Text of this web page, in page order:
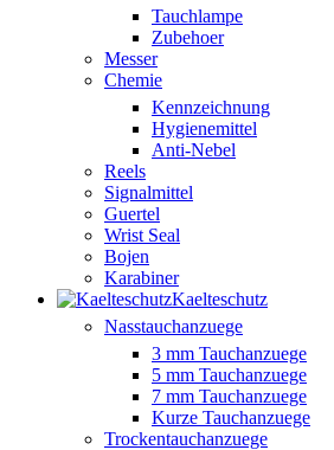
Tauchlampe
Zubehoer
Messer
Chemie
Kennzeichnung
Hygienemittel
Anti-Nebel
Reels
Signalmittel
Guertel
Wrist Seal
Bojen
Karabiner
Kaelteschutz
Nasstauchanzuege
3 mm Tauchanzuege
5 mm Tauchanzuege
7 mm Tauchanzuege
Kurze Tauchanzuege
Trockentauchanzuege